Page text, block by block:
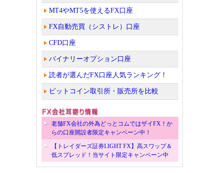
MT4やMT5を使えるFX口座
FX自動売買（シストレ）口座
CFD口座
バイナリーオプション口座
読者が選んだFX口座人気ランキング！
ビットコイン取引所・販売所を比較
老舗FX会社の外為どっとコムではザイFX！か
らの口座開設者限定キャンペーン中！
【トレイダーズ証券LIGHT FX】高スワップ＆
低スプレッド！当サイト限定キャンペーン中